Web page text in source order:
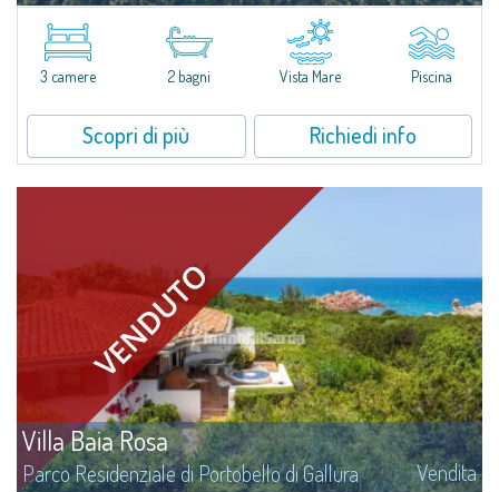
Immersa in un rigoglioso giardino privato e caratterizzata da uno stile
architettonico che valorizza gli spazi aperti, Villa Verde Acqua è una
residenza elegante e funzionale in corso di costruzione, progettata su un...
3 camere 2 bagni Vista Mare Piscina
Scopri di più Richiedi info
Villa Baia Rosa
Parco Residenziale di Portobello di Gallura Vendita